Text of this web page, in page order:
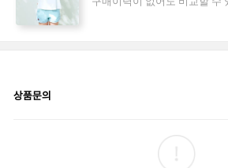
상품문의